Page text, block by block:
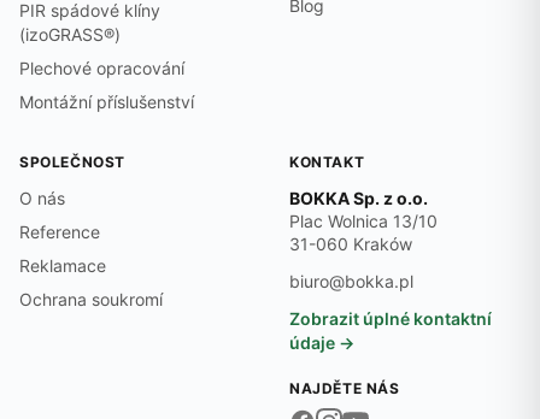
PIR spádové klíny
(izoGRASS®)
Plechové opracování
Montážní příslušenství
Blog
SPOLEČNOST
O nás
Reference
Reklamace
Ochrana soukromí
KONTAKT
BOKKA Sp. z o.o.
Plac Wolnica 13/10
31-060 Kraków
biuro@bokka.pl
Zobrazit úplné kontaktní
údaje →
NAJDĚTE NÁS